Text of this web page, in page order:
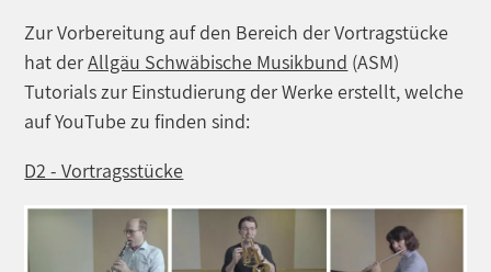
Zur Vorbereitung auf den Bereich der Vortragstücke
hat derAllgäu Schwäbische Musikbund (ASM)
Tutorials zur Einstudierung der Werke erstellt, welche
auf YouTube zu finden sind:
D2 - Vortragsstücke